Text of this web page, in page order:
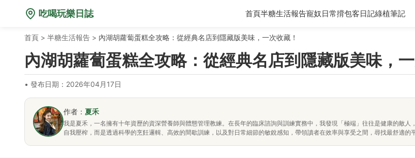
吃喝玩樂日誌 首頁半糖生活報告寵奴日常揹包客日記綠植筆記
首頁 > 半糖生活報告 > 內湖胡蘿蔔蛋糕全攻略：從經典名店到隱藏版美味，一次收藏！
內湖胡蘿蔔蛋糕全攻略：從經典名店到隱藏版美味，一
• 發布日期：2026年04月17日
作者： 夏禾
我是夏禾，一名擁有十年資歷的資深營養師與體態管理教練。在長年的臨床諮詢與訓練實務中，我發現「極端」往往是健康的敵
自我壓榨，而是透過科學的烹飪邏輯、高效的間歇訓練，以及對日常細節的敏銳感知，帶領讀者在效率與享受之間，尋找最舒適的平